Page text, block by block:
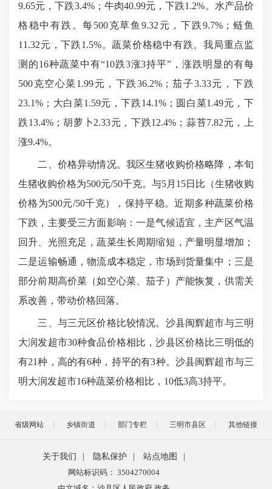
9.65元，下跌3.4%；牛肉40.99元，下跌1.2%。水产品价
格稳中有跌。每500克草鱼9.32元，下跌9.7%；鲢鱼
11.32元，下跌1.5%。蔬菜价格稳中有跌。我局重点监
测的16种蔬菜中有“10跌3涨3持平”，涨跌明显的有每
500克空心菜1.99元，下跌36.2%；茄子3.33元，下跌
23.1%；大白菜1.59元，下跌14.1%；圆白菜1.49元，下
跌13.4%；胡萝卜2.33元，下跌12.4%；蒜苔7.82元，上
涨9.4%。
二、价格异动情况。我区生猪收购价格略降，本旬
生猪收购价格为500元/50千克。与5月15日比（生猪收购
价格为500元/50千克），保持平稳。近期多种蔬菜价格
下跌，主要受三方面影响：一是气候适宜，主产区气温
回升、光照充足，蔬菜生长周期缩短，产量明显增加；
二是运输畅通，物流成本稳定，市场到货量集中；三是
部分前期高价菜（如空心菜、茄子）产能恢复，供需关
系改善，带动价格回落。
三、与三元区价格比较情况。沙县闽辉超市与三明
大润发超市30种食品价格相比，沙县区价格比三明低的
有21种，高的有6种，持平的有3种。沙县闽辉超市与三
明大润发超市16种蔬菜价格相比，10低3高3持平。
省级网站 乡镇街道 部门专栏 三明市县区 其他链接
关于我们 隐私保护 站点地图
网站标识码： 3504270004